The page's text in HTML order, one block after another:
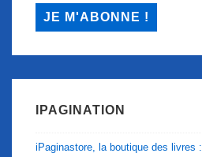
IPAGINATION
iPaginastore, la boutique des livres :